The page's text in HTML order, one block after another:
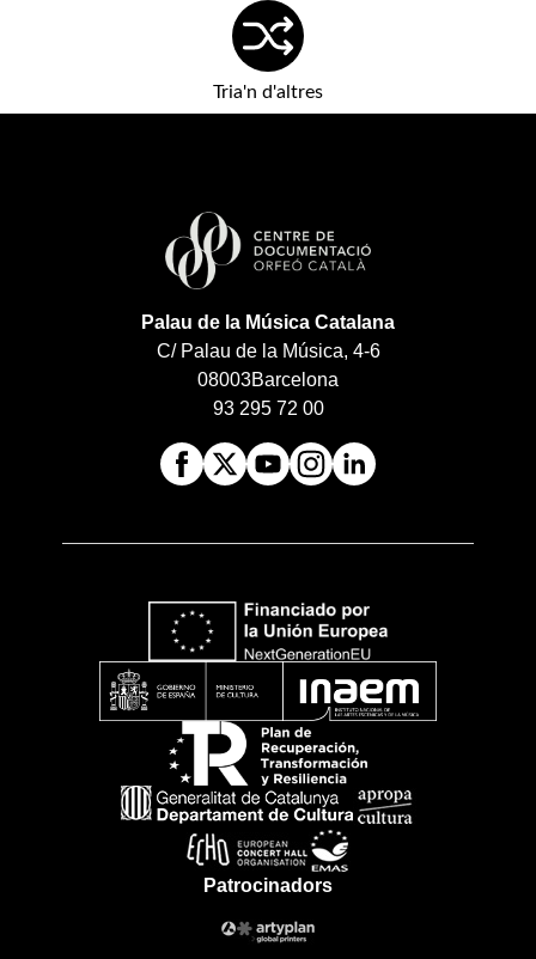
Tria'n d'altres
Palau de la Música Catalana
C/ Palau de la Música, 4-6
08003Barcelona
93 295 72 00
Patrocinadors